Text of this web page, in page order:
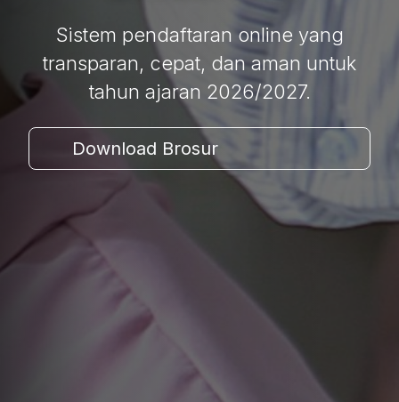
Sistem pendaftaran online yang
transparan, cepat, dan aman untuk
tahun ajaran 2026/2027.
Download Brosur